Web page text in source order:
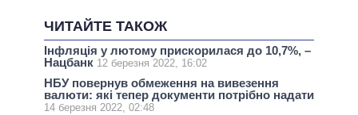
ЧИТАЙТЕ ТАКОЖ
Інфляція у лютому прискорилася до 10,7%, –
Нацбанк 12 березня 2022, 16:02
НБУ повернув обмеження на вивезення
валюти: які тепер документи потрібно надати
14 березня 2022, 02:48